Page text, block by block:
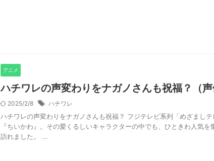
アニメ
ハチワレの声変わりをナガノさんも祝福？（声
2025/2/8 ハチワレ
ハチワレの声変わりをナガノさんも祝福？ フジテレビ系列「めざまし
『ちいかわ』。その愛くるしいキャラクターの中でも、ひときわ人気
訪れました。 ...